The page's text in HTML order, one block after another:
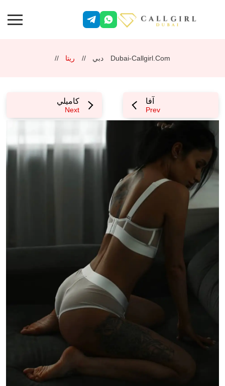
Dubai-Callgirl.com دبي ريتا
آفا
Prev
كاميلي
Next